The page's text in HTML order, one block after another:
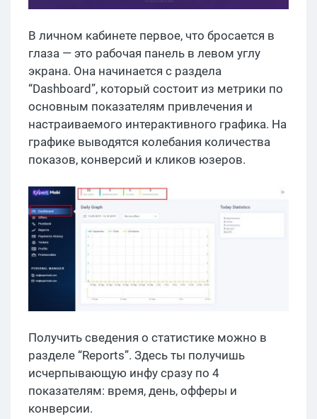
В личном кабинете первое, что бросается в
глаза — это рабочая панель в левом углу
экрана. Она начинается с раздела
“Dashboard”, который состоит из метрики по
основным показателям привлечения и
настраиваемого интерактивного графика. На
графике выводятся колебания количества
показов, конверсий и кликов юзеров.
Получить сведения о статистике можно в
разделе “Reports”. Здесь ты получишь
исчерпывающую инфу сразу по 4
показателям: время, день, офферы и
конверсии.